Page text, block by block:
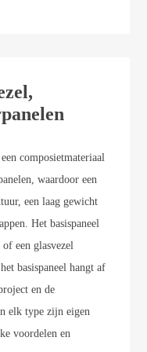
composietmateriaal
waardoor een
een laag gewicht
Het basispaneel
een glasvezel
basispaneel hangt af
en de
elk type zijn eigen
voordelen en